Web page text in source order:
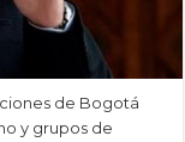
de Bogotá
y grupos de